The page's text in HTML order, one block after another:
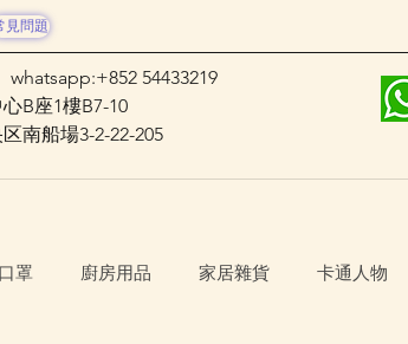
見問題
whatsapp:+852 54433219
B座1樓B7-10
南船場3-2-22-205
口罩 廚房用品 家居雜貨 卡通人物